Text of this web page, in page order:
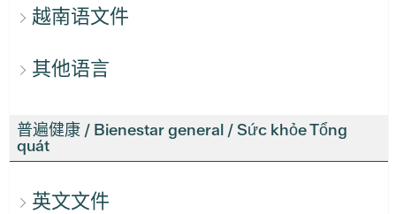
越南语文件
其他语言
普遍健康 / Bienestar general / Sức khỏe Tổng
quát
英文文件